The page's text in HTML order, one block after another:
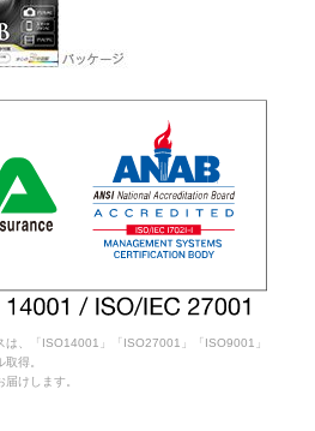
は、「ISO14001」「ISO27001」「ISO9001」
得。
けします。